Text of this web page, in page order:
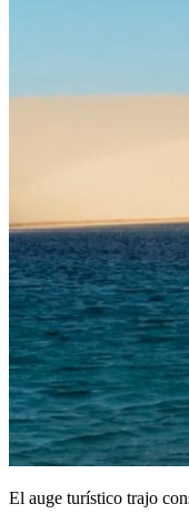
El auge turístico trajo